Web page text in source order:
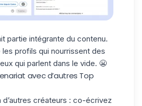
partie intégrante du contenu.
les profils qui nourrissent des
qui parlent dans le vide. 😬
avec d’autres Top
créateurs : co-écrivez